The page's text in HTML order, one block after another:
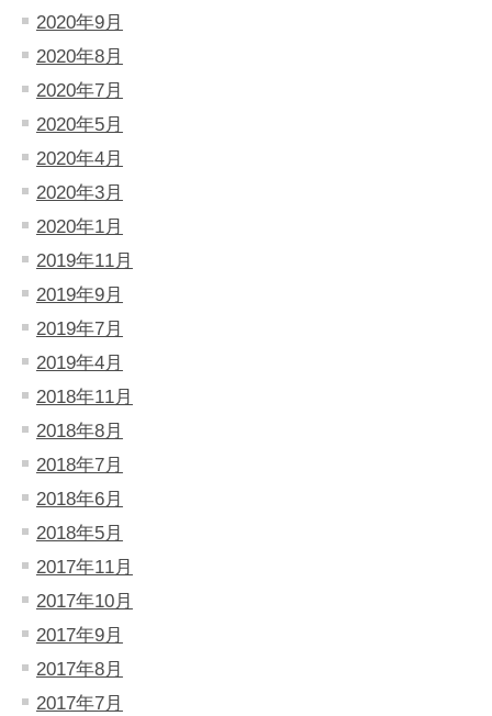
2020年9月
2020年8月
2020年7月
2020年5月
2020年4月
2020年3月
2020年1月
2019年11月
2019年9月
2019年7月
2019年4月
2018年11月
2018年8月
2018年7月
2018年6月
2018年5月
2017年11月
2017年10月
2017年9月
2017年8月
2017年7月